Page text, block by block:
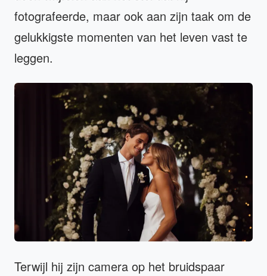
fotografeerde, maar ook aan zijn taak om de
gelukkigste momenten van het leven vast te
leggen.
Terwijl hij zijn camera op het bruidspaar